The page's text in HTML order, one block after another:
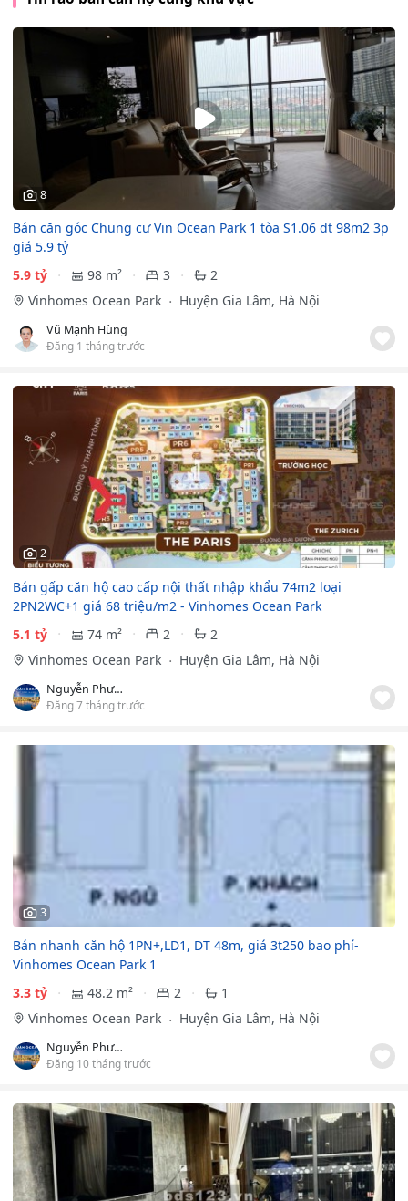
8
Bán căn góc Chung cư Vin Ocean Park 1 tòa S1.06 dt 98m2 3p
giá 5.9 tỷ
5.9 tỷ
98 m² 3
2
Vinhomes Ocean Park
Huyện Gia Lâm, Hà Nội
Vũ Mạnh Hùng
Đăng 1 tháng trước
2
Bán gấp căn hộ cao cấp nội thất nhập khẩu 74m2 loại
2PN2WC+1 giá 68 triệu/m2 - Vinhomes Ocean Park
5.1 tỷ
74 m² 2
2
Vinhomes Ocean Park
Huyện Gia Lâm, Hà Nội
Nguyễn Phương
Đăng 7 tháng trước
3
Bán nhanh căn hộ 1PN+,LD1, DT 48m, giá 3t250 bao phí-
Vinhomes Ocean Park 1
3.3 tỷ
48.2 m² 2
1
Vinhomes Ocean Park
Huyện Gia Lâm, Hà Nội
Nguyễn Phương
Đăng 10 tháng trước